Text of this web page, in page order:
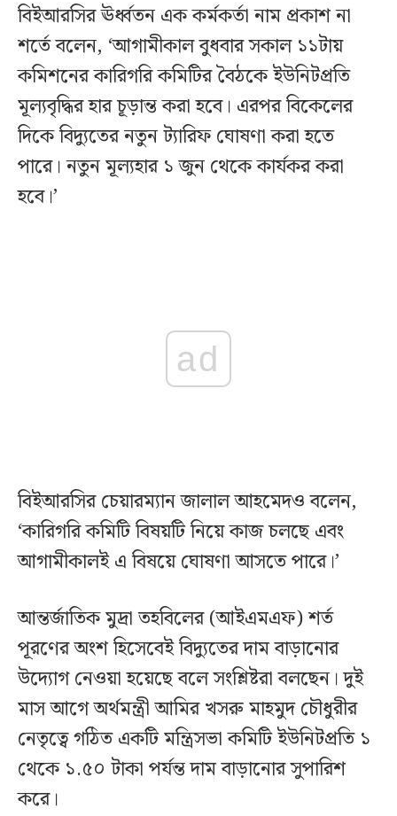
বিইআরসির ঊর্ধ্বতন এক কর্মকর্তা নাম প্রকাশ না
শর্তে বলেন, ‘আগামীকাল বুধবার সকাল ১১টায়
কমিশনের কারিগরি কমিটির বৈঠকে ইউনিটপ্রতি
মূল্যবৃদ্ধির হার চূড়ান্ত করা হবে। এরপর বিকেলের
দিকে বিদ্যুতের নতুন ট্যারিফ ঘোষণা করা হতে
পারে। নতুন মূল্যহার ১ জুন থেকে কার্যকর করা
হবে।’
ad
বিইআরসির চেয়ারম্যান জালাল আহমেদও বলেন,
‘কারিগরি কমিটি বিষয়টি নিয়ে কাজ চলছে এবং
আগামীকালই এ বিষয়ে ঘোষণা আসতে পারে।’
আন্তর্জাতিক মুদ্রা তহবিলের (আইএমএফ) শর্ত
পূরণের অংশ হিসেবেই বিদ্যুতের দাম বাড়ানোর
উদ্যোগ নেওয়া হয়েছে বলে সংশ্লিষ্টরা বলছেন। দুই
মাস আগে অর্থমন্ত্রী আমির খসরু মাহমুদ চৌধুরীর
নেতৃত্বে গঠিত একটি মন্ত্রিসভা কমিটি ইউনিটপ্রতি ১
থেকে ১.৫০ টাকা পর্যন্ত দাম বাড়ানোর সুপারিশ
করে।